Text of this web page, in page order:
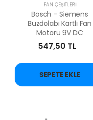
FAN ÇEŞİTLERİ
Bosch - Siemens
Buzdolabı Kartlı Fan
Motoru 9V DC
547,50 TL
SEPETE EKLE